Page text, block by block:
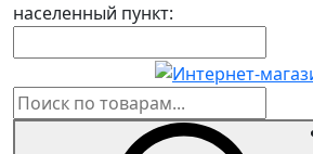
населенный пункт: